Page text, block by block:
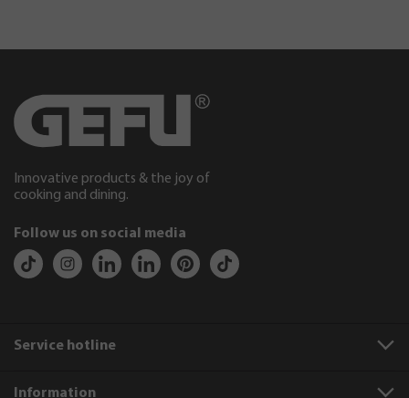
Innovative products & the joy of
cooking and dining.
Follow us on social media
Service hotline
Information